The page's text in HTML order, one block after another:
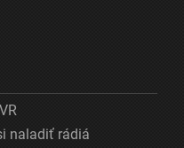
naladiť rádiá